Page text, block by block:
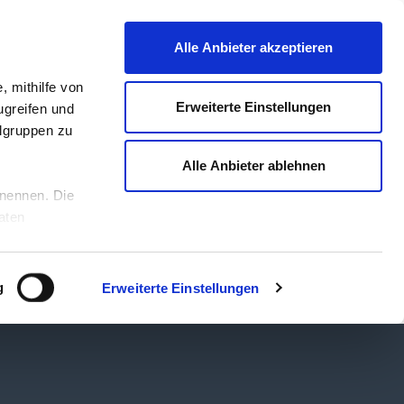
mithilfe von
und
zu
Die
Sie
oder
Erweiterte Einstellungen
Alle Anbieter akzeptieren
Erweiterte Einstellungen
Alle Anbieter ablehnen